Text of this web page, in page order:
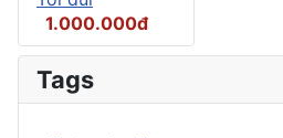
1.000.000đ
Tags